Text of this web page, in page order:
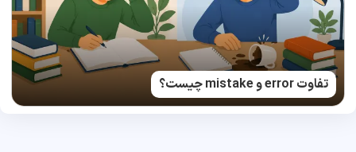
تفاوت error و mistake چیست؟